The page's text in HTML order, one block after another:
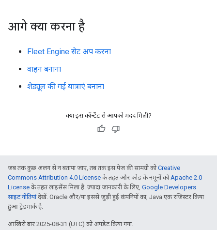
आगे क्या करना है
Fleet Engine सेट अप करना
वाहन बनाना
शेड्यूल की गई यात्राएं बनाना
क्या इस कॉन्टेंट से आपको मदद मिली?
जब तक कुछ अलग से न बताया जाए, तब तक इस पेज की सामग्री कोCreative
Commons Attribution 4.0 License के तहत और कोड के नमूनों को Apache 2.0
License के तहत लाइसेंस मिला है. ज़्यादा जानकारी के लिए, Google Developers
साइट नीतियांदेखें. Oracle और/या इससे जुड़ी हुई कंपनियों का, Java एक रजिस्टर किया
हुआ ट्रेडमार्क है.
आखिरी बार 2025-08-31 (UTC) को अपडेट किया गया.